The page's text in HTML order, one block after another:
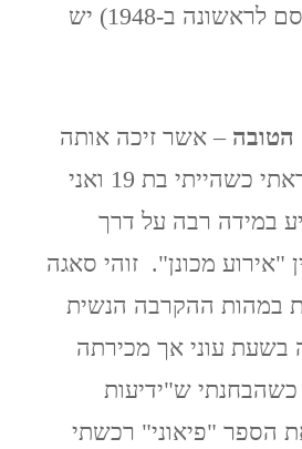
שלאי תרגומו (פורסם לראשונה ב-1948) יש
– אשר זיכה אותה
בפרס פוליצר – קראתי כשהייתי בת 19 ואני
במידה רבה על דרך
"אירוע מכונן". זוהי סאגה
במהות ההקרבה הנשית
בשעת עוני אך מכירתה
ש"ידיעות
הספר "פיאוני" רכשתי